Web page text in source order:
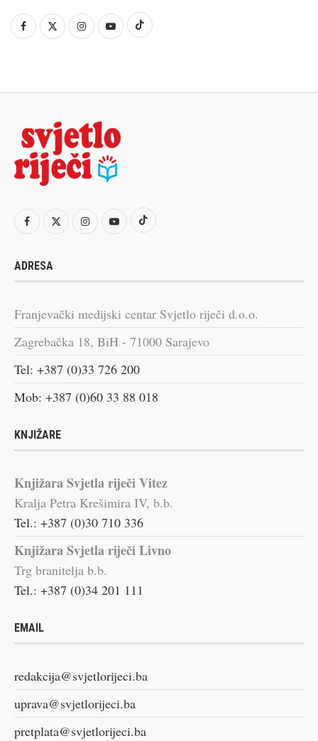
ADRESA
Franjevački medijski centar Svjetlo riječi d.o.o.
Zagrebačka 18, BiH - 71000 Sarajevo
Tel: +387 (0)33 726 200
Mob: +387 (0)60 33 88 018
KNJIŽARE
Knjižara Svjetla riječi Vitez
Kralja Petra Krešimira IV, b.b.
Tel.: +387 (0)30 710 336
Knjižara Svjetla riječi Livno
Trg branitelja b.b.
Tel.: +387 (0)34 201 111
EMAIL
redakcija@svjetlorijeci.ba
uprava@svjetlorijeci.ba
pretplata@svjetlorijeci.ba